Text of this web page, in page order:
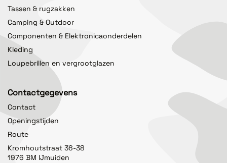
Tassen & rugzakken
Camping & Outdoor
Componenten & Elektronicaonderdelen
Kleding
Loupebrillen en vergrootglazen
Contactgegevens
Contact
Openingstijden
Route
Kromhoutstraat 36-38
1976 BM IJmuiden